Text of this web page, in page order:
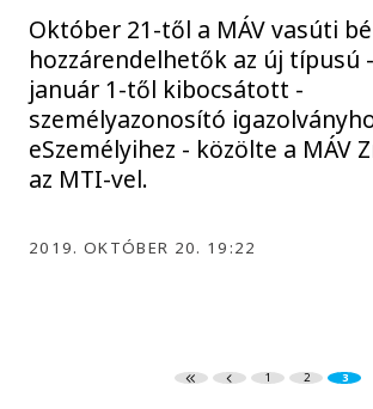
Október 21-től a MÁV vasúti
hozzárendelhetők az új típusú
január 1-től kibocsátott -
személyazonosító
eSzemélyihez - közölte a MÁV
az MTI-vel.
2019. OKTÓBER 20. 19:22
1 2 3